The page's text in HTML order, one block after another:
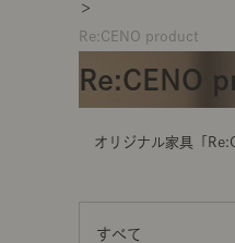
g
a
t
＞
Re:CENO product
Re:CENO
オリジナル家具「
すべて